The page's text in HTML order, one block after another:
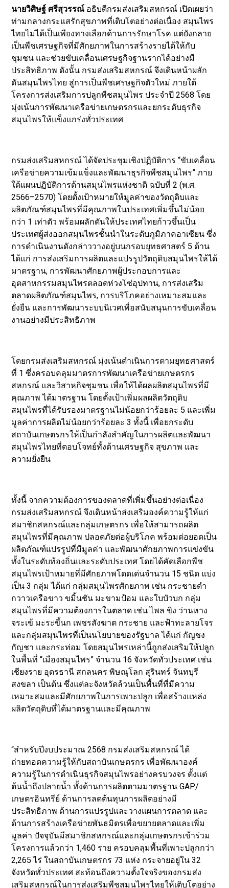
นายวิศิษฐ์ ศรีสุวรรณ์ อธิบดีกรมส่งเสริมสหกรณ์ เปิดเผยว่า
ท่ามกลางกระแสรักสุขภาพที่เติบโตอย่างต่อเนื่อง สมุนไพร
ไทยไม่ได้เป็นเพียงทางเลือกด้านการรักษาโรค แต่ยังกลาย
เป็นพืชเศรษฐกิจที่มีศักยภาพในการสร้างรายได้ให้กับ
ชุมชน และช่วยขับเคลื่อนเศรษฐกิจฐานรากได้อย่างมี
ประสิทธิภาพ ดังนั้น กรมส่งเสริมสหกรณ์ จึงเดินหน้าผลัก
ดันสมุนไพรไทย สู่การเป็นพืชเศรษฐกิจตัวใหม่ ภายใต้
โครงการส่งเสริมการปลูกพืชสมุนไพร ประจำปี 2568 โดย
มุ่งเน้นการพัฒนาเครือข่ายเกษตรกรและยกระดับธุรกิจ
สมุนไพรให้แข็งแกร่งทั่วประเทศ
กรมส่งเสริมสหกรณ์ ได้จัดประชุมเชิงปฏิบัติการ “ขับเคลื่อน
เครือข่ายความเข้มแข็งและพัฒนาธุรกิจพืชสมุนไพร” ภาย
ใต้แผนปฏิบัติการด้านสมุนไพรแห่งชาติ ฉบับที่ 2 (พ.ศ.
2566–2570) โดยตั้งเป้าหมายให้มูลค่าของวัตถุดิบและ
ผลิตภัณฑ์สมุนไพรที่มีคุณภาพในประเทศเพิ่มขึ้นไม่น้อย
กว่า 1 เท่าตัว พร้อมผลักดันให้ประเทศไทยก้าวขึ้นเป็น
ประเทศผู้ส่งออกสมุนไพรชั้นนำในระดับภูมิภาคอาเซียน ซึ่ง
การดำเนินงานดังกล่าววางอยู่บนกรอบยุทธศาสตร์ 5 ด้าน
ได้แก่ การส่งเสริมการผลิตและแปรรูปวัตถุดิบสมุนไพรให้ได้
มาตรฐาน, การพัฒนาศักยภาพผู้ประกอบการและ
อุตสาหกรรมสมุนไพรตลอดห่วงโซ่อุปทาน, การส่งเสริม
ตลาดผลิตภัณฑ์สมุนไพร, การบริโภคอย่างเหมาะสมและ
ยั่งยืน และการพัฒนาระบบนิเวศเพื่อสนับสนุนการขับเคลื่อน
งานอย่างมีประสิทธิภาพ
โดยกรมส่งเสริมสหกรณ์ มุ่งเน้นดำเนินการตามยุทธศาสตร์
ที่ 1 ซึ่งครอบคลุมมาตรการพัฒนาเครือข่ายเกษตรกร
สหกรณ์ และวิสาหกิจชุมชน เพื่อให้ได้ผลผลิตสมุนไพรที่มี
คุณภาพ ได้มาตรฐาน โดยตั้งเป้าเพิ่มผลผลิตวัตถุดิบ
สมุนไพรที่ได้รับรองมาตรฐานไม่น้อยกว่าร้อยละ 5 และเพิ่ม
มูลค่าการผลิตไม่น้อยกว่าร้อยละ 3 ทั้งนี้ เพื่อยกระดับ
สถาบันเกษตรกรให้เป็นกำลังสำคัญในการผลิตและพัฒนา
สมุนไพรไทยที่ตอบโจทย์ทั้งด้านเศรษฐกิจ สุขภาพ และ
ความยั่งยืน
ทั้งนี้ จากความต้องการของตลาดที่เพิ่มขึ้นอย่างต่อเนื่อง
กรมส่งเสริมสหกรณ์ จึงเดินหน้าส่งเสริมองค์ความรู้ให้แก่
สมาชิกสหกรณ์และกลุ่มเกษตรกร เพื่อให้สามารถผลิต
สมุนไพรที่มีคุณภาพ ปลอดภัยต่อผู้บริโภค พร้อมต่อยอดเป็น
ผลิตภัณฑ์แปรรูปที่มีมูลค่า และพัฒนาศักยภาพการแข่งขัน
ทั้งในระดับท้องถิ่นและระดับประเทศ โดยได้คัดเลือกพืช
สมุนไพรเป้าหมายที่มีศักยภาพโดดเด่นจำนวน 15 ชนิด แบ่ง
เป็น 3 กลุ่ม ได้แก่ กลุ่มสมุนไพรศักยภาพ เช่น กระชายดำ
กวาวเครือขาว ขมิ้นชัน มะขามป้อม และใบบัวบก กลุ่ม
สมุนไพรที่มีความต้องการในตลาด เช่น ไพล ขิง ว่านหาง
จระเข้ มะระขี้นก เพชรสังฆาต กระชาย และฟ้าทะลายโจร
และกลุ่มสมุนไพรที่เป็นนโยบายของรัฐบาล ได้แก่ กัญชง
กัญชา และกระท่อม โดยสมุนไพรเหล่านี้ถูกส่งเสริมให้ปลูก
ในพื้นที่ “เมืองสมุนไพร” จำนวน 16 จังหวัดทั่วประเทศ เช่น
เชียงราย อุดรธานี สกลนคร พิษณุโลก สุรินทร์ จันทบุรี
สงขลา เป็นต้น ซึ่งแต่ละจังหวัดล้วนเป็นพื้นที่ที่มีความ
เหมาะสมและมีศักยภาพในการเพาะปลูก เพื่อสร้างแหล่ง
ผลิตวัตถุดิบที่ได้มาตรฐานและมีคุณภาพ
“สำหรับปีงบประมาณ 2568 กรมส่งเสริมสหกรณ์ ได้
ถ่ายทอดความรู้ให้กับสถาบันเกษตรกร เพื่อพัฒนาองค์
ความรู้ในการดำเนินธุรกิจสมุนไพรอย่างครบวงจร ตั้งแต่
ต้นน้ำถึงปลายน้ำ ทั้งด้านการผลิตตามมาตรฐาน GAP/
เกษตรอินทรีย์ ด้านการลดต้นทุนการผลิตอย่างมี
ประสิทธิภาพ ด้านการแปรรูปและวางแผนการตลาด และ
ด้านการสร้างเครือข่ายพันธมิตรเพื่อขยายตลาดและเพิ่ม
มูลค่า ปัจจุบันมีสมาชิกสหกรณ์และกลุ่มเกษตรกรเข้าร่วม
โครงการแล้วกว่า 1,460 ราย ครอบคลุมพื้นที่เพาะปลูกกว่า
2,265 ไร่ ในสถาบันเกษตรกร 73 แห่ง กระจายอยู่ใน 32
จังหวัดทั่วประเทศ สะท้อนถึงความตั้งใจจริงของกรมส่ง
เสริมสหกรณ์ในการส่งเสริมพืชสมุนไพรไทยให้เติบโตอย่าง